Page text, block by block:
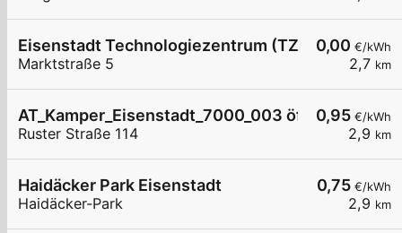
0,00 €/kWh
2,7 km
Eisenstadt Technologiezentrum (TZE)
Marktstraße 5
0,95 €/kWh
2,9 km
AT_Kamper_Eisenstadt_7000_003 öffentlich
Ruster Straße 114
0,75 €/kWh
2,9 km
Haidäcker Park Eisenstadt
Haidäcker-Park